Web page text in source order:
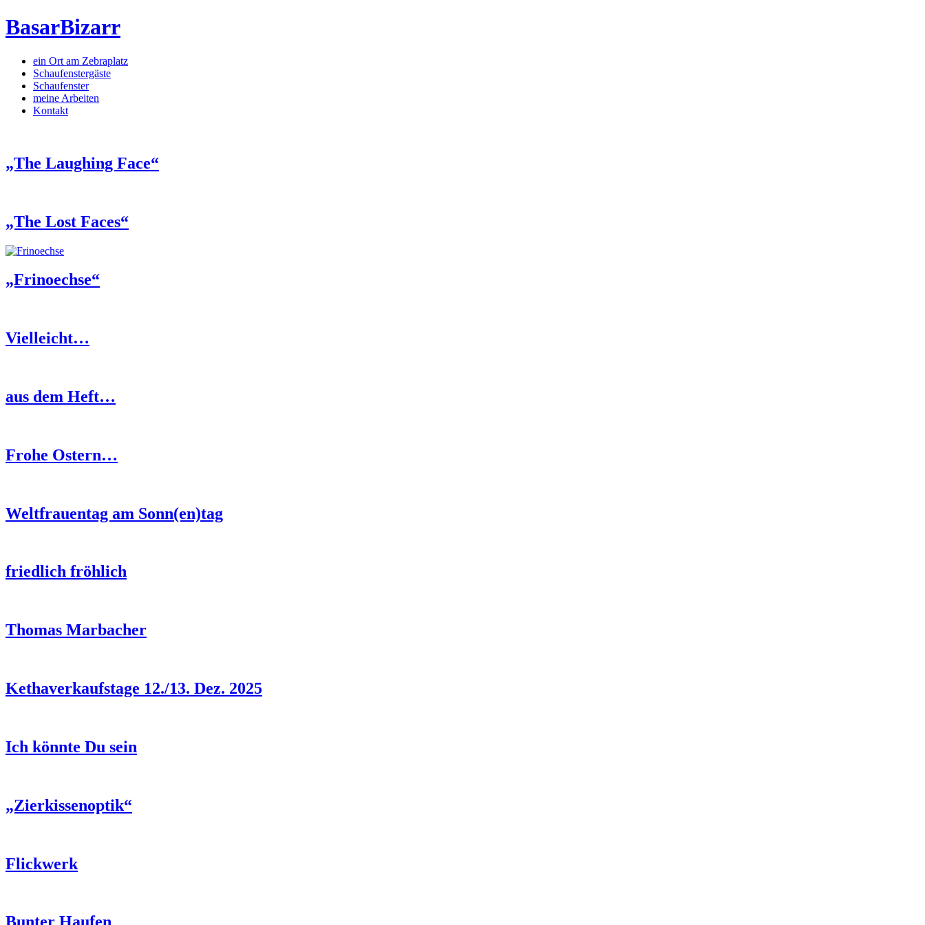
BasarBizarr
ein Ort am Zebraplatz
Schaufenster­gäste
Schaufenster
meine Arbeiten
Kontakt
„The Laughing Face“
„The Lost Faces“
„Frinoechse“
Vielleicht…
aus dem Heft…
Frohe Ostern…
Weltfrauentag am Sonn(en)tag
friedlich fröhlich
Thomas Marbacher
Kethaverkaufstage 12./13. Dez. 2025
Ich könnte Du sein
„Zierkissenoptik“
Flickwerk